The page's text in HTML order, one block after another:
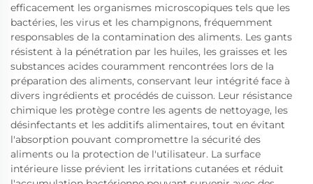
efficacement les organismes microscopiques tels que les
bactéries, les virus et les champignons, fréquemment
responsables de la contamination des aliments. Les gants
résistent à la pénétration par les huiles, les graisses et les
substances acides couramment rencontrées lors de la
préparation des aliments, conservant leur intégrité face à
divers ingrédients et procédés de cuisson. Leur résistance
chimique les protège contre les agents de nettoyage, les
désinfectants et les additifs alimentaires, tout en évitant
l'absorption pouvant compromettre la sécurité des
aliments ou la protection de l'utilisateur. La surface
intérieure lisse prévient les irritations cutanées et réduit